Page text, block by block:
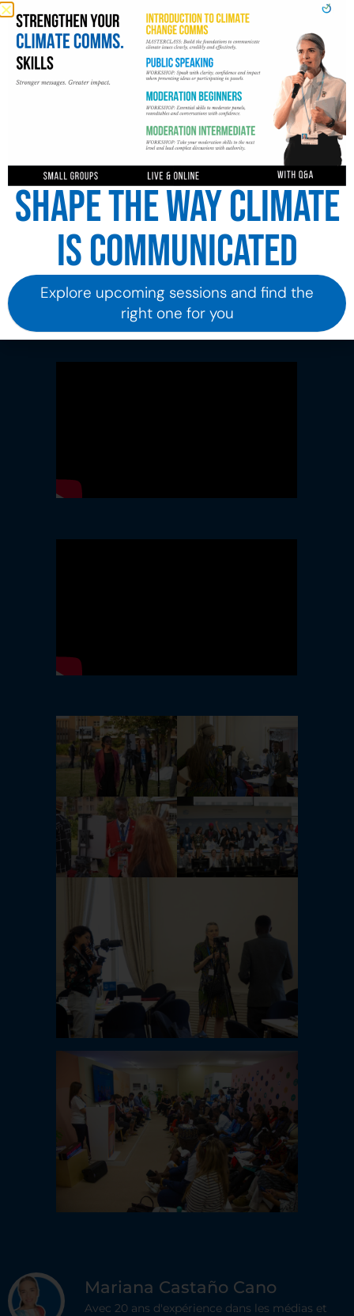
10 Billion Solutions a produit la vidéo « Five
Years », présentée à la COP30 à Belém et
désormais disponible sur la chaîne YouTube de
GCA. La vidéo a été très bien accueillie, mettant
en valeur les réalisations et l’évolution de
l’organisation au cours de cette période.
Nous avons également produit une autre vidéo
en juin–juillet, issue des réunions
intersessionnelles SB62 à Bonn, axée sur les
développements clés et l’importance
croissante de renforcer l’adaptation dans les
négociations multilatérales.
Avec ces dernières collaborations,
10 Billion Solutions renforce son travail continu
avec GCA, tant lors de la Conférence climat de
juin 2025 à Bonn que lors de la récente COP30 à
Mariana Castaño Cano
Avec 20 ans d'expérience dans les médias et
Shape the way climate
is communicated
Explore upcoming sessions and find the
right one for you